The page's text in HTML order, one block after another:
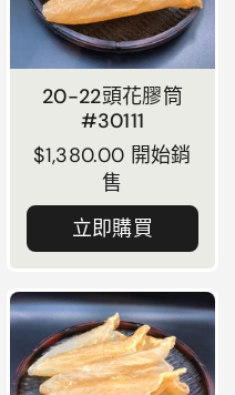
20-22頭花膠筒
#30111
正常價格
$1,380.00 開始銷
售
立即購買